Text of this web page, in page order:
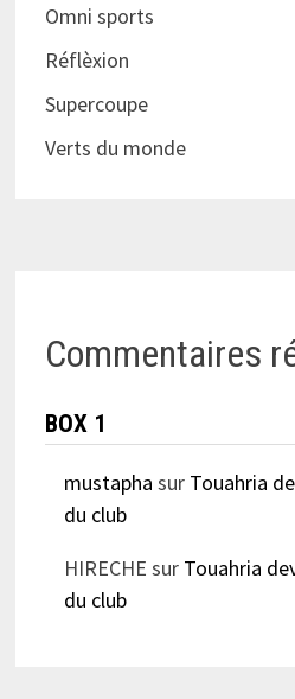
Omni sports
Réflèxion
Supercoupe
Verts du monde
Commentaires
BOX 1
mustapha sur Touahria
du club
HIRECHE sur Touahria
du club